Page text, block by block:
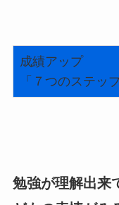
成績アップ
「７つのステップ
勉強が理解出来